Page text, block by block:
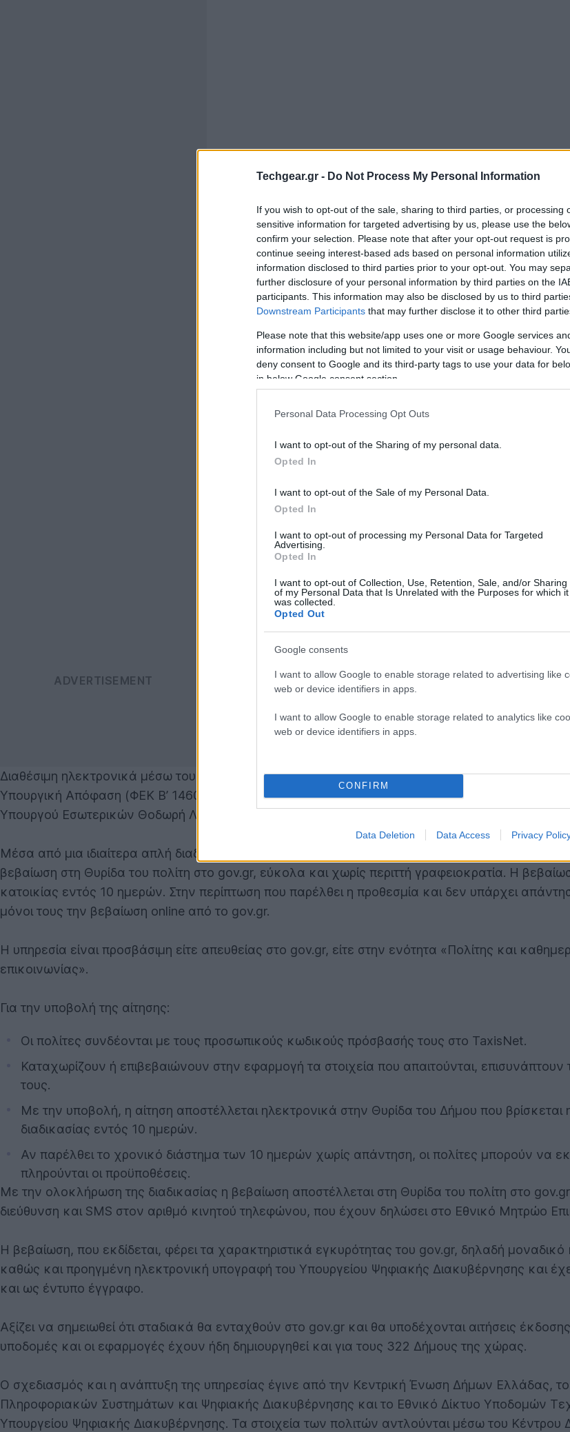
Techgear.gr - Do Not Process My Personal Information
If you wish to opt-out of the sale, sharing to third parties, or processing
sensitive information for targeted advertising by us, please use the
confirm your selection. Please note that after your opt-out request is
continue seeing interest-based ads based on personal information
information disclosed to third parties prior to your opt-out. You may
further disclosure of your personal information by third parties on the
participants. This information may also be disclosed by us to third
Downstream Participants that may further disclose it to other third
Please note that this website/app uses one or more Google services
information including but not limited to your visit or usage behaviour.
deny consent to Google and its third-party tags to use your data for
in below Google consent section.
Personal Data Processing Opt Outs
I want to opt-out of the Sharing of my personal data.
Opted In
I want to opt-out of the Sale of my Personal Data.
Opted In
I want to opt-out of processing my Personal Data for Targeted
Advertising.
Opted In
I want to opt-out of Collection, Use, Retention, Sale, and/or Sharing
of my Personal Data that Is Unrelated with the Purposes for which it
was collected.
Opted Out
Google consents
I want to allow Google to enable storage related to advertising like
web or device identifiers in apps.
I want to allow Google to enable storage related to analytics like
web or device identifiers in apps.
CONFIRM
Data Deletion Data Access Privacy
Διαθέσιμη ηλεκτρονικά μέσω του
είναι από σήμερα η Βεβαίωση Μόνιμης Κατοικίας για
Υπουργική Απόφαση (ΦΕΚ Β’ 1460) των Υπουργών Εσωτερικών Νίκης Κεραμέως, Ψηφιακής
Υπουργού Εσωτερικών Θοδωρή Λιβάνιου.
Μέσα από μια ιδιαίτερα απλή διαδικασία, οι ενδιαφερόμενοι πολίτες μπορούν να υποβάλλουν
βεβαίωση στη Θυρίδα του πολίτη στο gov.gr, εύκολα και χωρίς περιττή γραφειοκρατία. Η
κατοικίας εντός 10 ημερών. Στην περίπτωση που παρέλθει η προθεσμία και δεν υπάρχει
μόνοι τους την βεβαίωση online από το gov.gr.
Η υπηρεσία είναι προσβάσιμη είτε απευθείας στο gov.gr, είτε στην ενότητα «Πολίτης και
επικοινωνίας».
Για την υποβολή της αίτησης:
Οι πολίτες συνδέονται με τους προσωπικούς κωδικούς πρόσβασής τους στο TaxisNet.
Καταχωρίζουν ή επιβεβαιώνουν στην εφαρμογή τα στοιχεία που απαιτούνται,
τους.
Με την υποβολή, η αίτηση αποστέλλεται ηλεκτρονικά στην Θυρίδα του Δήμου που
διαδικασίας εντός 10 ημερών.
Αν παρέλθει το χρονικό διάστημα των 10 ημερών χωρίς απάντηση, οι πολίτες μπορούν
πληρούνται οι προϋποθέσεις.
Με την ολοκλήρωση της διαδικασίας η βεβαίωση αποστέλλεται στη Θυρίδα του πολίτη στο
διεύθυνση και SMS στον αριθμό κινητού τηλεφώνου, που έχουν δηλώσει στο Εθνικό Μητρώο
Η βεβαίωση, που εκδίδεται, φέρει τα χαρακτηριστικά εγκυρότητας του gov.gr, δηλαδή
καθώς και προηγμένη ηλεκτρονική υπογραφή του Υπουργείου Ψηφιακής Διακυβέρνησης και
και ως έντυπο έγγραφο.
Αξίζει να σημειωθεί ότι σταδιακά θα ενταχθούν στο gov.gr και θα υποδέχονται αιτήσεις
υποδομές και οι εφαρμογές έχουν ήδη δημιουργηθεί και για τους 322 Δήμους της χώρας.
Ο σχεδιασμός και η ανάπτυξη της υπηρεσίας έγινε από την Κεντρική Ένωση Δήμων Ελλάδας,
Πληροφοριακών Συστημάτων και Ψηφιακής Διακυβέρνησης και το Εθνικό Δίκτυο Υποδομών
Υπουργείου Ψηφιακής Διακυβέρνησης. Τα στοιχεία των πολιτών αντλούνται μέσω του Κέντρου